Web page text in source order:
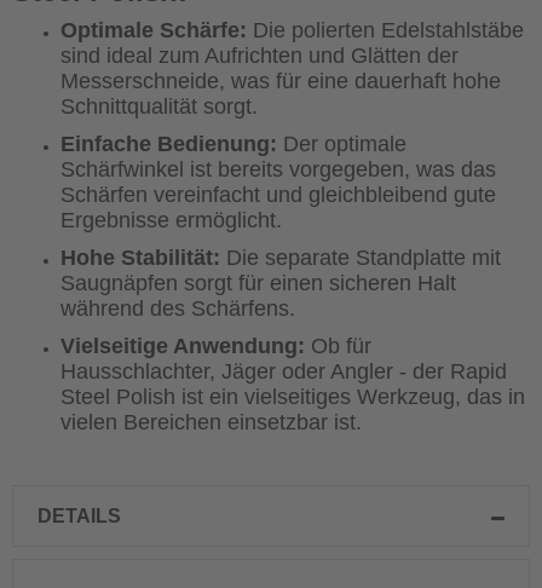
Optimale Schärfe: Die polierten Edelstahlstäbe
sind ideal zum Aufrichten und Glätten der
Messerschneide, was für eine dauerhaft hohe
Schnittqualität sorgt.
Einfache Bedienung: Der optimale
Schärfwinkel ist bereits vorgegeben, was das
Schärfen vereinfacht und gleichbleibend gute
Ergebnisse ermöglicht.
Hohe Stabilität: Die separate Standplatte mit
Saugnäpfen sorgt für einen sicheren Halt
während des Schärfens.
Vielseitige Anwendung: Ob für
Hausschlachter, Jäger oder Angler - der Rapid
Steel Polish ist ein vielseitiges Werkzeug, das in
vielen Bereichen einsetzbar ist.
DETAILS